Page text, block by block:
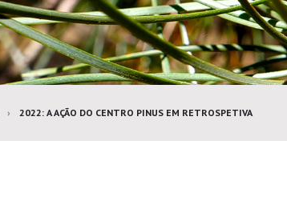
2022: A AÇÃO DO CENTRO PINUS EM RETROSPETIVA